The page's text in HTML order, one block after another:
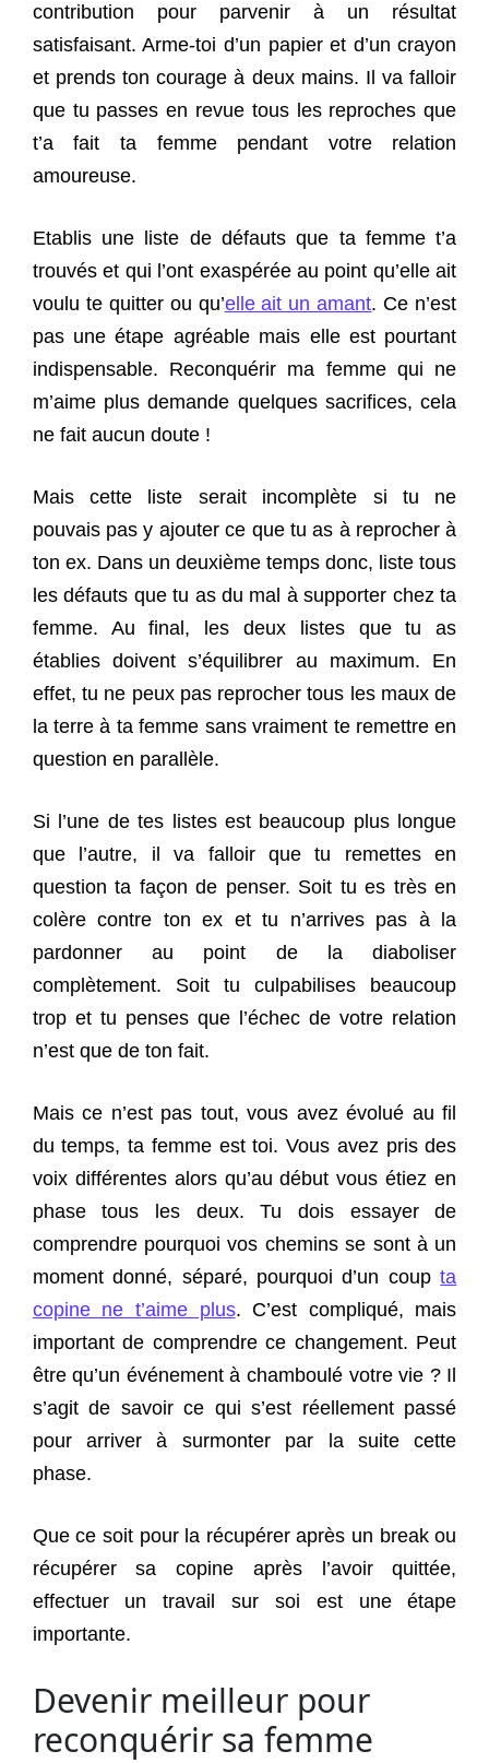
contribution pour parvenir à un résultat
satisfaisant. Arme-toi d’un papier et d’un crayon
et prends ton courage à deux mains. Il va falloir
que tu passes en revue tous les reproches que
t’a fait ta femme pendant votre relation
amoureuse.
Etablis une liste de défauts que ta femme t’a
trouvés et qui l’ont exaspérée au point qu’elle ait
voulu te quitter ou qu’elle ait un amant. Ce n’est
pas une étape agréable mais elle est pourtant
indispensable. Reconquérir ma femme qui ne
m’aime plus demande quelques sacrifices, cela
ne fait aucun doute !
Mais cette liste serait incomplète si tu ne
pouvais pas y ajouter ce que tu as à reprocher à
ton ex. Dans un deuxième temps donc, liste tous
les défauts que tu as du mal à supporter chez ta
femme. Au final, les deux listes que tu as
établies doivent s’équilibrer au maximum. En
effet, tu ne peux pas reprocher tous les maux de
la terre à ta femme sans vraiment te remettre en
question en parallèle.
Si l’une de tes listes est beaucoup plus longue
que l’autre, il va falloir que tu remettes en
question ta façon de penser. Soit tu es très en
colère contre ton ex et tu n’arrives pas à la
pardonner au point de la diaboliser
complètement. Soit tu culpabilises beaucoup
trop et tu penses que l’échec de votre relation
n’est que de ton fait.
Mais ce n’est pas tout, vous avez évolué au fil
du temps, ta femme est toi. Vous avez pris des
voix différentes alors qu’au début vous étiez en
phase tous les deux. Tu dois essayer de
comprendre pourquoi vos chemins se sont à un
moment donné, séparé, pourquoi d’un coupta
copine ne t’aime plus. C’est compliqué, mais
important de comprendre ce changement. Peut
être qu’un événement à chamboulé votre vie ? Il
s’agit de savoir ce qui s’est réellement passé
pour arriver à surmonter par la suite cette
phase.
Que ce soit pour la récupérer après un break ou
récupérer sa copine après l’avoir quittée,
effectuer un travail sur soi est une étape
importante.
Devenir meilleur pour
reconquérir sa femme